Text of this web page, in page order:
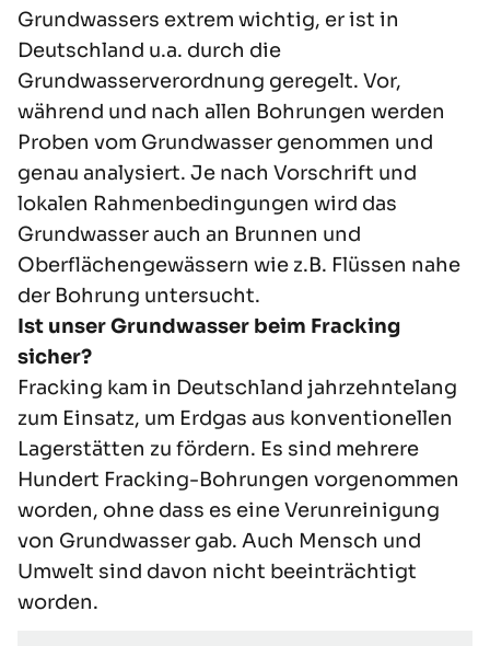
Grundwassers extrem wichtig, er ist in
Deutschland u.a. durch die
Grundwasserverordnung geregelt. Vor,
während und nach allen Bohrungen werden
Proben vom Grundwasser genommen und
genau analysiert. Je nach Vorschrift und
lokalen Rahmenbedingungen wird das
Grundwasser auch an Brunnen und
Oberflächengewässern wie z.B. Flüssen nahe
der Bohrung untersucht.
Ist unser Grundwasser beim Fracking
sicher?
Fracking kam in Deutschland jahrzehntelang
zum Einsatz, um Erdgas aus konventionellen
Lagerstätten zu fördern. Es sind mehrere
Hundert Fracking-Bohrungen vorgenommen
worden, ohne dass es eine Verunreinigung
von Grundwasser gab. Auch Mensch und
Umwelt sind davon nicht beeinträchtigt
worden.